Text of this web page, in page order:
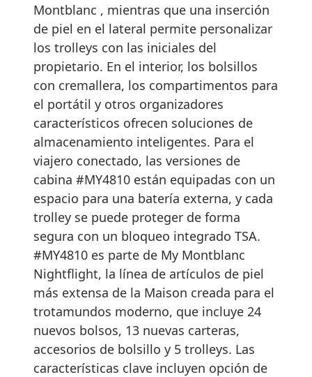
Montblanc , mientras que una inserción
de piel en el lateral permite personalizar
los trolleys con las iniciales del
propietario. En el interior, los bolsillos
con cremallera, los compartimentos para
el portátil y otros organizadores
característicos ofrecen soluciones de
almacenamiento inteligentes. Para el
viajero conectado, las versiones de
cabina #MY4810 están equipadas con un
espacio para una batería externa, y cada
trolley se puede proteger de forma
segura con un bloqueo integrado TSA.
#MY4810 es parte de My Montblanc
Nightflight, la línea de artículos de piel
más extensa de la Maison creada para el
trotamundos moderno, que incluye 24
nuevos bolsos, 13 nuevas carteras,
accesorios de bolsillo y 5 trolleys. Las
características clave incluyen opción de